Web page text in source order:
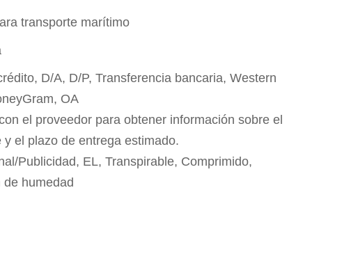
transporte marítimo
D/A, D/P, Transferencia bancaria, Western
OA
el proveedor para obtener información sobre el
y el plazo de entrega estimado.
Publicidad, EL, Transpirable, Comprimido,
humedad